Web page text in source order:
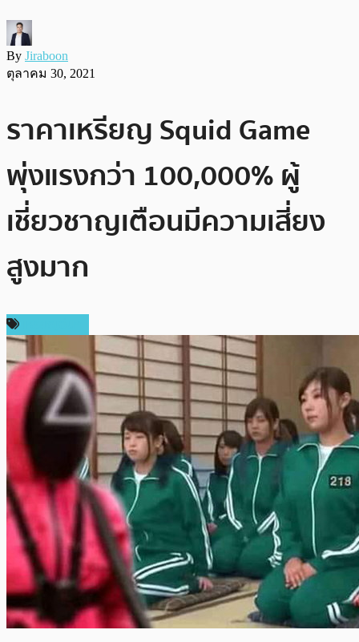
By Jiraboon
ตุลาคม 30, 2021
ราคาเหรียญ Squid Game
พุ่งแรงกว่า 100,000% ผู้
เชี่ยวชาญเตือนมีความเสี่ยง
สูงมาก